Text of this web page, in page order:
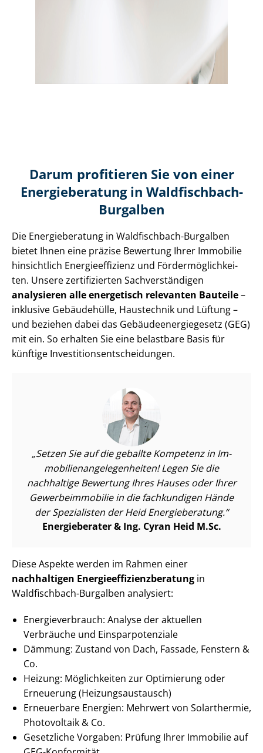
Darum profitieren Sie von einer
Energieberatung in Waldfischbach-
Burgalben
Die Energieberatung in Waldfischbach-Burgalben
bietet Ihnen eine präzise Bewertung Ihrer Immobilie
hinsichtlich En­er­gie­ef­fi­zi­enz und För­der­mög­lich­kei­
ten. Unsere zertifizierten Sach­ver­stän­di­gen
analysieren alle energetisch relevanten Bauteile–
inklusive Gebäudehülle, Haustechnik und Lüftung –
und beziehen dabei das Ge­bäu­de­en­er­gie­ge­setz (GEG)
mit ein. So erhalten Sie eine belastbare Basis für
künftige In­ves­ti­ti­ons­ent­schei­dun­gen.
Setzen Sie auf die geballte Kompetenz in Im­
mo­bi­li­en­an­ge­le­gen­hei­ten! Legen Sie die
nachhaltige Bewertung Ihres Hauses oder Ihrer
Ge­wer­be­im­mo­bi­lie in die fachkundigen Hände
der Spezialisten der Heid Energieberatung.
Energieberater & Ing. Cyran Heid M.Sc.
Diese Aspekte werden im Rahmen einer
nachhaltigen En­er­gie­ef­fi­zi­enz­be­ra­tung in
Waldfischbach-Burgalben analysiert:
En­er­gie­ver­brauch: Analyse der aktuellen
Verbräuche und Ein­spar­po­ten­zia­le
Dämmung: Zustand von Dach, Fassade, Fenstern &
Co.
Heizung: Möglichkeiten zur Optimierung oder
Erneuerung (Hei­zungs­aus­tausch)
Erneuerbare Energien: Mehrwert von Solarthermie,
Photovoltaik & Co.
Gesetzliche Vorgaben: Prüfung Ihrer Immobilie auf